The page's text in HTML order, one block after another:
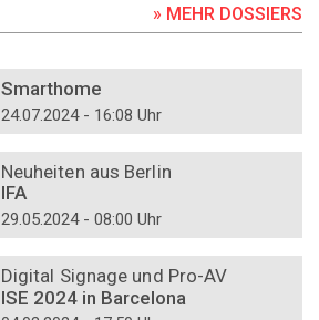
» MEHR DOSSIERS
Smarthome
24.07.2024 - 16:08 Uhr
Neuheiten aus Berlin
IFA
29.05.2024 - 08:00 Uhr
Digital Signage und Pro-AV
ISE 2024 in Barcelona